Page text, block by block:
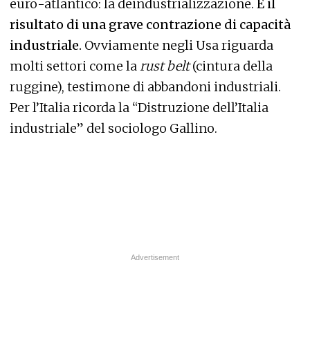
euro-atlantico: la deindustrializzazione. È il
risultato di una grave contrazione di capacità
industriale. Ovviamente negli Usa riguarda
molti settori come larust belt(cintura della
ruggine), testimone di abbandoni industriali.
Per l’Italia ricorda la “Distruzione dell’Italia
industriale” del sociologo Gallino.